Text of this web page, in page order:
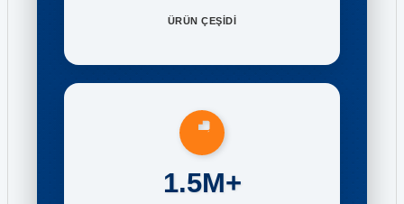
ÜRÜN ÇEŞİDİ
1.5M+